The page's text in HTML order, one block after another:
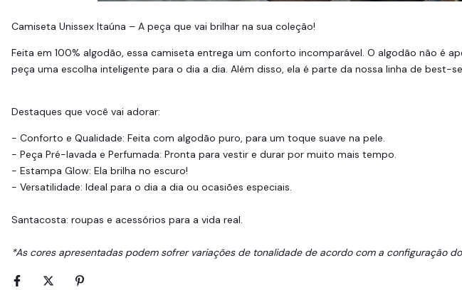
Camiseta Unissex Itaúna – A peça que vai brilhar na sua coleção!
Feita em 100% algodão, essa camiseta entrega um conforto incomparável. O algodão não é
peça uma escolha inteligente para o dia a dia. Além disso, ela é parte da nossa linha de
Destaques que você vai adorar:
- Conforto e Qualidade: Feita com algodão puro, para um toque suave na pele.
- Peça Pré-lavada e Perfumada: Pronta para vestir e durar por muito mais tempo.
- Estampa Glow: Ela brilha no escuro!
- Versatilidade: Ideal para o dia a dia ou ocasiões especiais.
Santacosta: roupas e acessórios para a vida real.
*As cores apresentadas podem sofrer variações de tonalidade de acordo com a configuração